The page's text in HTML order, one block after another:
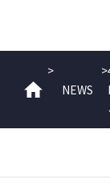
ホーム
>
NEWS
>